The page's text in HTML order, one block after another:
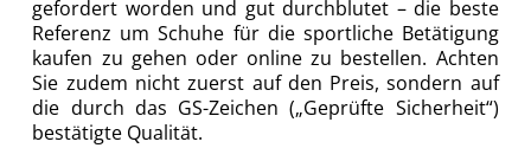
gefordert worden und gut durchblutet – die beste
Referenz um Schuhe für die sportliche Betätigung
kaufen zu gehen oder online zu bestellen. Achten
Sie zudem nicht zuerst auf den Preis, sondern auf
die durch das GS-Zeichen („Geprüfte Sicherheit“)
bestätigte Qualität.